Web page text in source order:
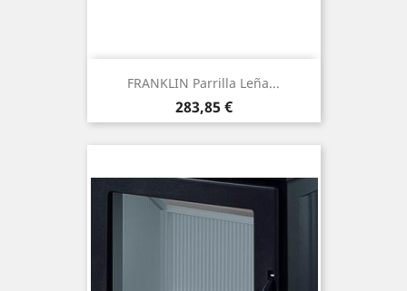
FRANKLIN Parrilla Leña...
Precio
283,85 €